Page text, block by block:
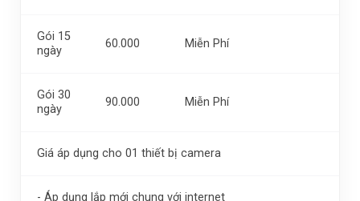
Gói 15
ngày
60.000 Miễn Phí
Gói 30
ngày
90.000 Miễn Phí
Giá áp dụng cho 01 thiết bị camera
- Áp dụng lắp mới chung với internet